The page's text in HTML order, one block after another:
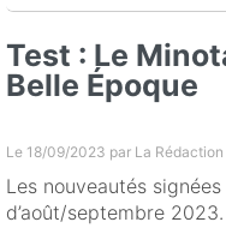
Test : Le
Belle Époque
Le 18/09/2023 par La Rédaction
Les nouveautés
d’août/septembre